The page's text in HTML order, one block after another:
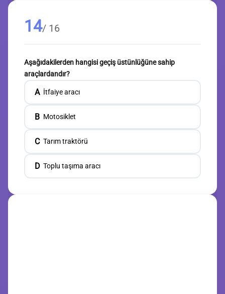
14/ 16
Aşağıdakilerden hangisi geçiş üstünlüğüne sahip
araçlardandır?
A İtfaiye aracı
B Motosiklet
C Tarım traktörü
D Toplu taşıma aracı